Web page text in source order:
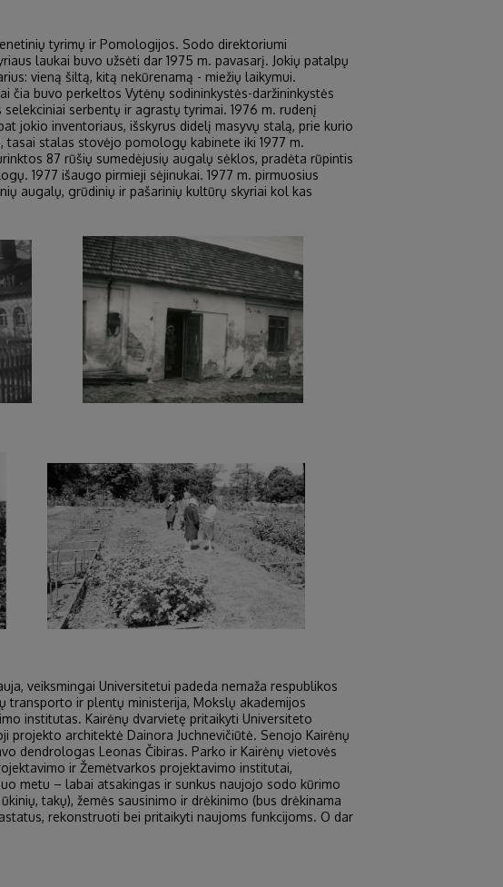
tyrimų ir Pomologijos. Sodo direktoriumi
laukai buvo užsėti dar 1975 m. pavasarį. Jokių patalpų
vieną šiltą, kitą nekūrenamą - miežių laikymui.
čia buvo perkeltos Vytėnų sodininkystės-daržininkystės
serbentų ir agrastų tyrimai. 1976 m. rudenį
jokio inventoriaus, išskyrus didelį masyvų stalą, prie kurio
stalas stovėjo pomologų kabinete iki 1977 m.
87 rūšių sumedėjusių augalų sėklos, pradėta rūpintis
1977 išaugo pirmieji sėjinukai. 1977 m. pirmuosius
augalų, grūdinių ir pašarinių kultūrų skyriai kol kas
veiksmingai Universitetui padeda nemaža respublikos
transporto ir plentų ministerija, Mokslų akademijos
institutas. Kairėnų dvarvietę pritaikyti Universiteto
projekto architektė Dainora Juchnevičiūtė. Senojo Kairėnų
dendrologas Leonas Čibiras. Parko ir Kairėnų vietovės
ir Žemėtvarkos projektavimo institutai,
metu – labai atsakingas ir sunkus naujojo sodo kūrimo
takų), žemės sausinimo ir drėkinimo (bus drėkinama
rekonstruoti bei pritaikyti naujoms funkcijoms. O dar